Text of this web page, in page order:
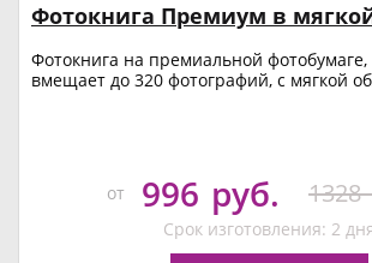
Фотокнига Премиум в
Фотокнига на премиальной фотобумаге,
вмещает до 320 фотографий, с мягкой
от 996 руб. 1328
Срок изготовления: 2